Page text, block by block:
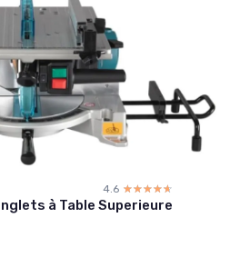
4.6 ☆☆☆☆☆
★★★★★
à Table Superieure